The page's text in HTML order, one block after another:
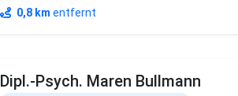
0,8 km entfernt
Dipl.-Psych. Maren Bullmann